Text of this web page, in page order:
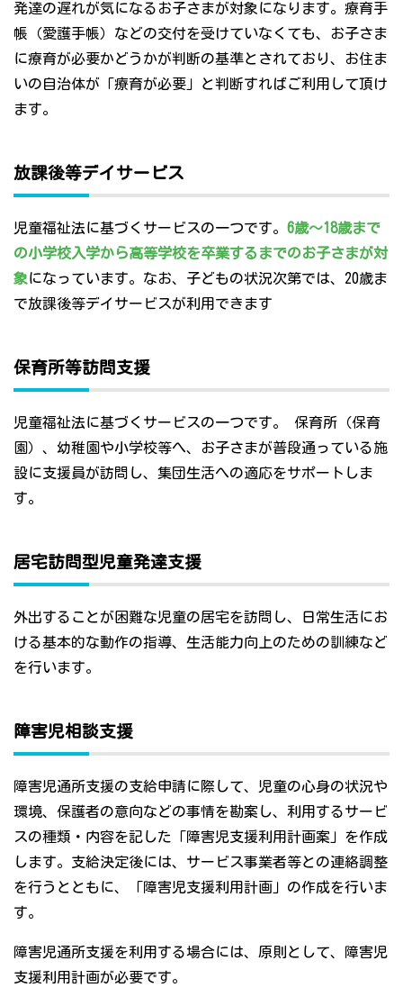
発達の遅れが気になるお子さまが対象になります。療育手
帳（愛護手帳）などの交付を受けていなくても、お子さま
に療育が必要かどうかが判断の基準とされており、お住ま
いの自治体が「療育が必要」と判断すればご利用して頂け
ます。
放課後等デイサービス
児童福祉法に基づくサービスの一つです。 6歳～18歳まで
の小学校入学から高等学校を卒業するまでのお子さまが対
象になっています。なお、子どもの状況次第では、20歳ま
で放課後等デイサービスが利用できます
保育所等訪問支援
児童福祉法に基づくサービスの一つです。 保育所（保育
園）、幼稚園や小学校等へ、お子さまが普段通っている施
設に支援員が訪問し、集団生活への適応をサポートしま
す。
居宅訪問型児童発達支援
外出することが困難な児童の居宅を訪問し、日常生活にお
ける基本的な動作の指導、生活能力向上のための訓練など
を行います。
障害児相談支援
障害児通所支援の支給申請に際して、児童の心身の状況や
環境、保護者の意向などの事情を勘案し、利用するサービ
スの種類・内容を記した「障害児支援利用計画案」を作成
します。支給決定後には、サービス事業者等との連絡調整
を行うとともに、「障害児支援利用計画」の作成を行いま
す。
障害児通所支援を利用する場合には、原則として、障害児
支援利用計画が必要です。